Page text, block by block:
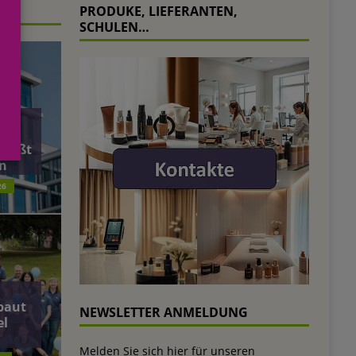
PRODUKE, LIEFERANTEN,
SCHULEN…
NEWSLETTER ANMELDUNG
Melden Sie sich hier für unseren